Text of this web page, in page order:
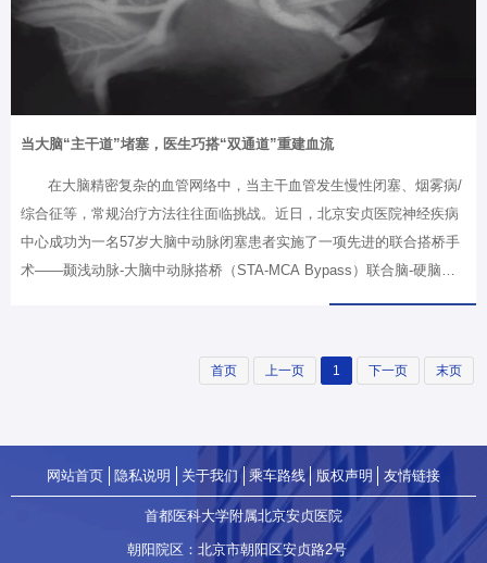
家，党委副书…
当大脑“主干道”堵塞，医生巧搭“双通道”重建血流
在大脑精密复杂的血管网络中，当主干血管发生慢性闭塞、烟雾病/
综合征等，常规治疗方法往往面临挑战。近日，北京安贞医院神经疾病
中心成功为一名57岁大脑中动脉闭塞患者实施了一项先进的联合搭桥手
术——颞浅动脉-大脑中动脉搭桥（STA-MCA Bypass）联合脑-硬脑膜-
规方法遇阻，团队提出创新方案57岁的老赵（化名）最近经历了几次惊
险时刻：吃饭时左手突然使不上力，筷子掉在地上；和家人说话时舌头
全脑血管造影检查结果显示：老赵负责大脑主要功能区供血的一条“生命
主干道”——右侧大脑中…
首页 上一页 1 下一页 末页
网站首页 隐私说明 关于我们 乘车路线 版权声明 友情链接
首都医科大学附属北京安贞医院
朝阳院区：北京市朝阳区安贞路2号